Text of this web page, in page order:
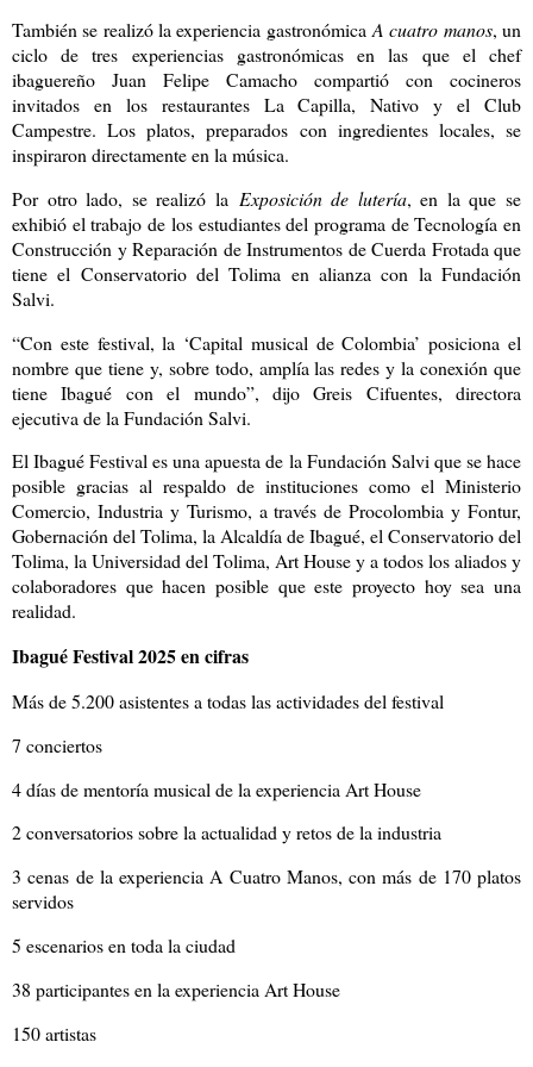
También se realizó la experiencia gastronómica A cuatro manos, un
ciclo de tres experiencias gastronómicas en las que el chef
ibaguereño Juan Felipe Camacho compartió con cocineros
invitados en los restaurantes La Capilla, Nativo y el Club
Campestre. Los platos, preparados con ingredientes locales, se
inspiraron directamente en la música.
Por otro lado, se realizó la Exposición de lutería, en la que se
exhibió el trabajo de los estudiantes del programa de Tecnología en
Construcción y Reparación de Instrumentos de Cuerda Frotada que
tiene el Conservatorio del Tolima en alianza con la Fundación
Salvi.
“Con este festival, la ‘Capital musical de Colombia’ posiciona el
nombre que tiene y, sobre todo, amplía las redes y la conexión que
tiene Ibagué con el mundo”, dijo Greis Cifuentes, directora
ejecutiva de la Fundación Salvi.
El Ibagué Festival es una apuesta de la Fundación Salvi que se hace
posible gracias al respaldo de instituciones como el Ministerio
Comercio, Industria y Turismo, a través de Procolombia y Fontur,
Gobernación del Tolima, la Alcaldía de Ibagué, el Conservatorio del
Tolima, la Universidad del Tolima, Art House y a todos los aliados y
colaboradores que hacen posible que este proyecto hoy sea una
realidad.
Ibagué Festival 2025 en cifras
Más de 5.200 asistentes a todas las actividades del festival
7 conciertos
4 días de mentoría musical de la experiencia Art House
2 conversatorios sobre la actualidad y retos de la industria
3 cenas de la experiencia A Cuatro Manos, con más de 170 platos
servidos
5 escenarios en toda la ciudad
38 participantes en la experiencia Art House
150 artistas